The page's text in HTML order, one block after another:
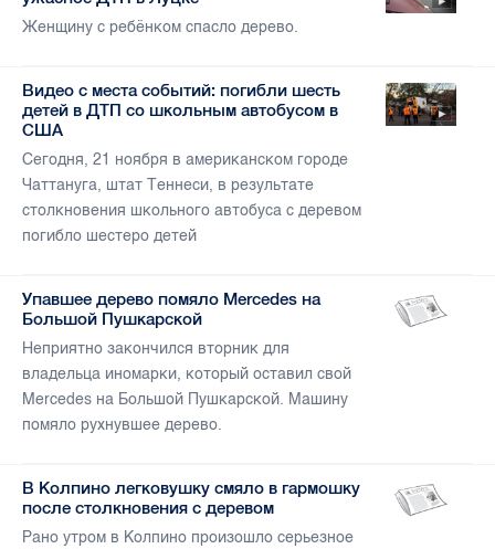
Женщину с ребёнком спасло дерево.
Видео с места событий: погибли шесть
детей в ДТП со школьным автобусом в
США
Сегодня, 21 ноября в американском городе
Чаттануга, штат Теннеси, в результате
столкновения школьного автобуса с деревом
погибло шестеро детей
Упавшее дерево помяло Mercedes на
Большой Пушкарской
Неприятно закончился вторник для
владельца иномарки, который оставил свой
Mercedes на Большой Пушкарской. Машину
помяло рухнувшее дерево.
В Колпино легковушку смяло в гармошку
после столкновения с деревом
Рано утром в Колпино произошло серьезное